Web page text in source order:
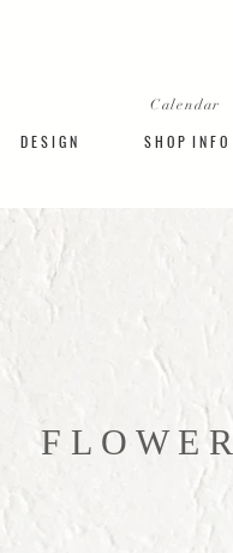
Calendar
D E S I G N S H O P I N F O
​F L O W E